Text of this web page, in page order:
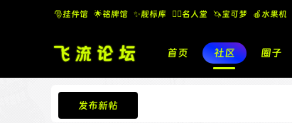
🎅挂件馆 🌟铭牌馆 ✨️靓标库 🧚‍♂️名人堂 🦄宝可梦 🍎水果机
首页 社区 圈子
发布新帖